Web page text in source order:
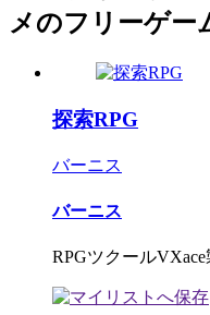
メのフリーゲー
探索RPG
バーニス
バーニス
RPGツクール